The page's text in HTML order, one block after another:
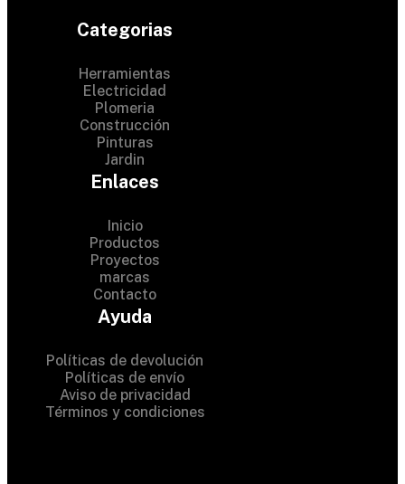
Categorias
Herramientas
Electricidad
Plomeria
Construcción
Pinturas
Jardin
Enlaces
Inicio
Productos
Proyectos
marcas
Contacto
Ayuda
Políticas de devolución
Políticas de envío
Aviso de privacidad
Términos y condiciones